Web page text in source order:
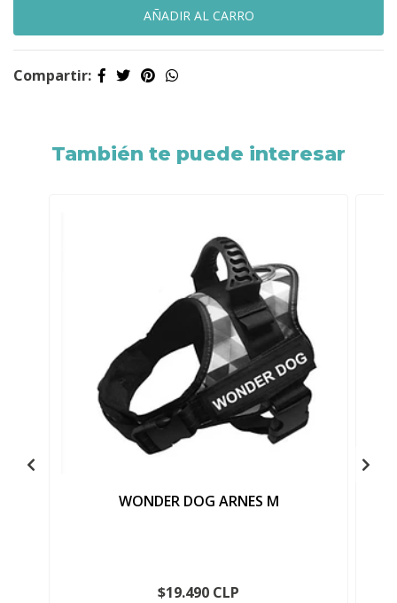
Compartir:
También te puede interesar
WONDER DOG ARNES M
$19.490 CLP